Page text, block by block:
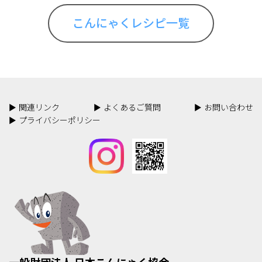
こんにゃくレシピ一覧
関連リンク よくあるご質問
お問い合わせ
プライバシーポリシー